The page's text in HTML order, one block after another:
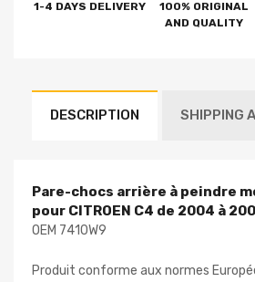
1-4 DAYS DELIVERY
100% ORIGINAL
AND QUALITY
DESCRIPTION SHIPPING
Pare-chocs arrière à peindre
pour CITROEN C4 de 2004 à
OEM 7410W9
Produit conforme aux normes